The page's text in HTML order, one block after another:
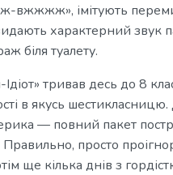
вжжжж», імітують
характерний звук
біля туалету.
тривав десь до 8
в якусь
— повний пакет
просто
ще кілька днів з